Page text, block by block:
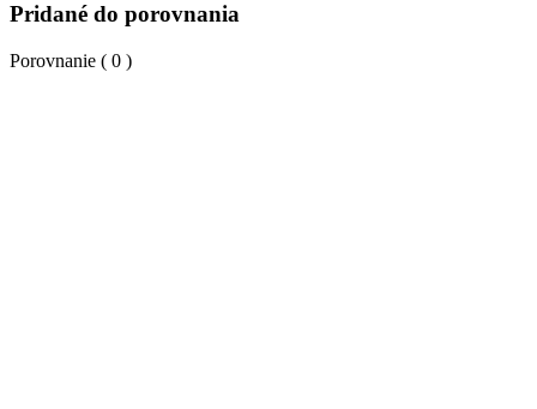
Pridané do porovnania
Porovnanie ( 0 )